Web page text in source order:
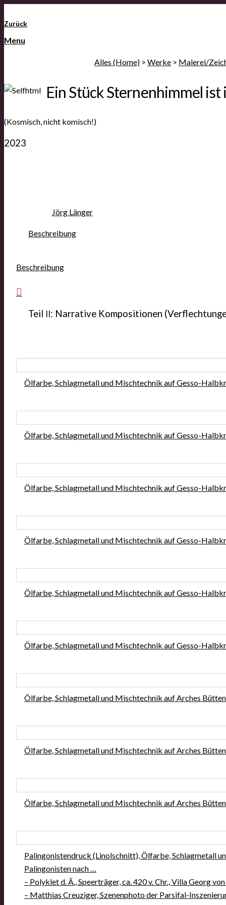
Zurück
Menu
Alles (Home) >Werke > Malerei/
Ein Stück Sternenhimmel
(Kosmisch, nicht komisch!)
2023
Jörg Länger
Beschrei­bung
Beschreibung
Teil II: Nar­ra­ti­ve Kom­po­si­tio­nen
Ölfar­be, Schlag­me­tall und Misch­tech­nik auf Ges­so-
Ölfar­be, Schlag­me­tall und Misch­tech­nik auf Ges­so-
Ölfar­be, Schlag­me­tall und Misch­tech­nik auf Ges­so-
Ölfar­be, Schlag­me­tall und Misch­tech­nik auf Ges­so-
Ölfar­be, Schlag­me­tall und Misch­tech­nik auf Ges­so-
Ölfar­be, Schlag­me­tall und Misch­tech­nik auf Ges­so-
Ölfar­be, Schlag­me­tall und Misch­tech­nik auf Arches
Ölfar­be, Schlag­me­tall und Misch­tech­nik auf Arches
Ölfar­be, Schlag­me­tall und Misch­tech­nik auf Arches
Palin­go­nis­ten­druck (Lin­ol­schnitt), Ölfar­be, Schlag­me­tall
Palin­go­nis­ten nach …
– Poly­klet d. Ä., Speer­trä­ger, ca. 420 v. Chr., Vil­la Georg
– Mat­thi­as Creu­zi­ger, Sze­nen­pho­to der Par­si­fal-